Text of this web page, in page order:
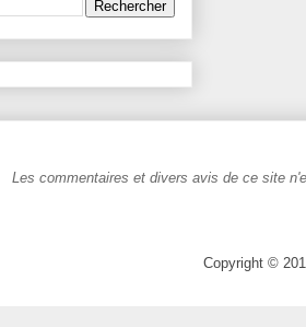
Les commentaires et divers avis de ce site
Copyright ©